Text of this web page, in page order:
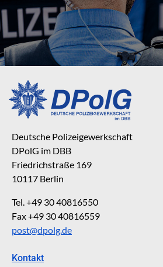
Deutsche Polizeigewerkschaft
DPolG im DBB
Friedrichstraße 169
10117 Berlin
Tel. +49 30 40816550
Fax +49 30 40816559
post@dpolg.de
Kontakt